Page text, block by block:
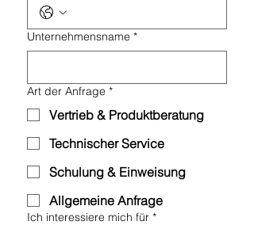
Unternehmensname *
Art der Anfrage *
Vertrieb & Produktberatung
Technischer Service
Schulung & Einweisung
Allgemeine Anfrage
Ich interessiere mich für *